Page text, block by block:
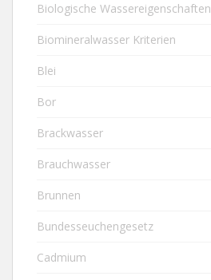
Biologische Wassereigenschaften
Biomineralwasser Kriterien
Blei
Bor
Brackwasser
Brauchwasser
Brunnen
Bundesseuchengesetz
Cadmium